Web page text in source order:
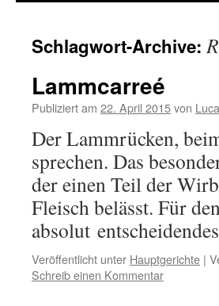
Schlagwort-Archive:
Lammcarreé
Publiziert am 22. April 2015von
Der Lammrücken,
sprechen. Das
der einen Teil der
Fleisch belässt. Für
absolut
Veröffentlicht unter Hauptgerichte |
Schreib einen Kommentar